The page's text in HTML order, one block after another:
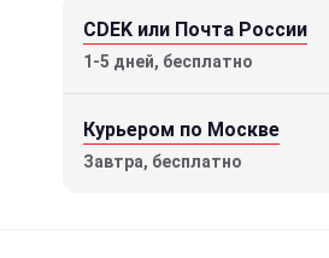
CDEK или Почта России
1-5 дней, бесплатно
Курьером по Москве
Завтра, бесплатно